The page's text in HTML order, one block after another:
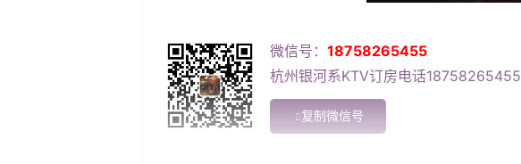
微信号： 18758265455
杭州银河系KTV订房电话18758265455
复制微信号